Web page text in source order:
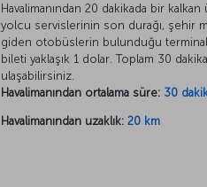
Havalimanından 20 dakikada bir
yolcu servislerinin son durağı, şehir
giden otobüslerin bulunduğu
bileti yaklaşık 1 dolar. Toplam 30
ulaşabilirsiniz.
Havalimanından ortalama süre: 30
Havalimanından uzaklık: 20 km